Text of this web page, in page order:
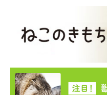
大切なのは、普段の様子との
に変化がないか、触れたとき
常の様子を観察することが安
て愛猫の個性を理解しながら
いて対応しやすくなるでしょ